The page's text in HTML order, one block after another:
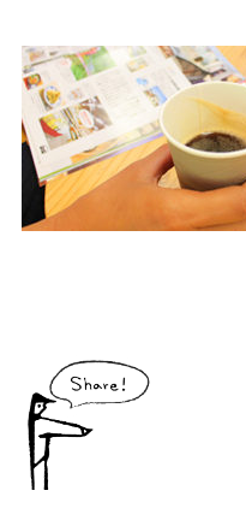
体験・イベント
大川村の暮らしが垣間見える山
の地形を活かしたアクティビテ
介！
コックさんのいる道の駅ならぬ
宿泊施設など、村にある施設をご